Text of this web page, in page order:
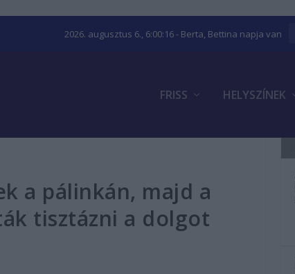
2026. augusztus 6., 6:00:17- Berta, Bettina napja van
FRISS HELYSZÍNEK
a pálinkán, majd a
tisztázni a dolgot